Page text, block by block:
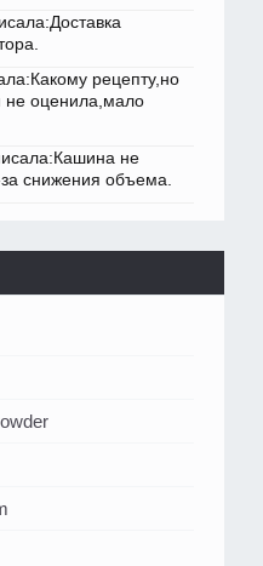
рецепту,но
не оценила,мало
не
за снижения объема.